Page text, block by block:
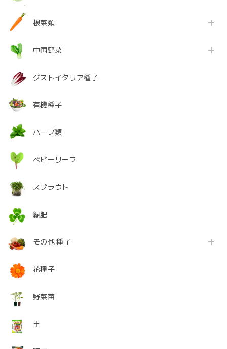
根菜類
中国野菜
グストイタリア種子
有機種子
ハーブ類
ベビーリーフ
スプラウト
緑肥
その他 種子
花種子
野菜苗
土